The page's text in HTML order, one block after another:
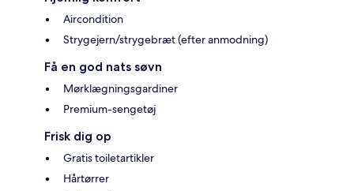
Aircondition
Strygejern/strygebræt (efter anmodning)
Få en god nats søvn
Mørklægningsgardiner
Premium-sengetøj
Frisk dig op
Gratis toiletartikler
Hårtørrer